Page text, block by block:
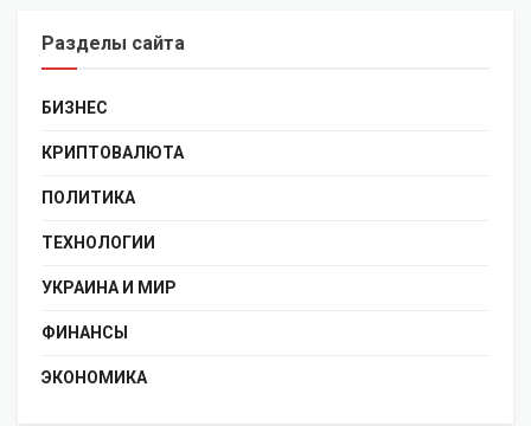
Разделы сайта
БИЗНЕС
КРИПТОВАЛЮТА
ПОЛИТИКА
ТЕХНОЛОГИИ
УКРАИНА И МИР
ФИНАНСЫ
ЭКОНОМИКА